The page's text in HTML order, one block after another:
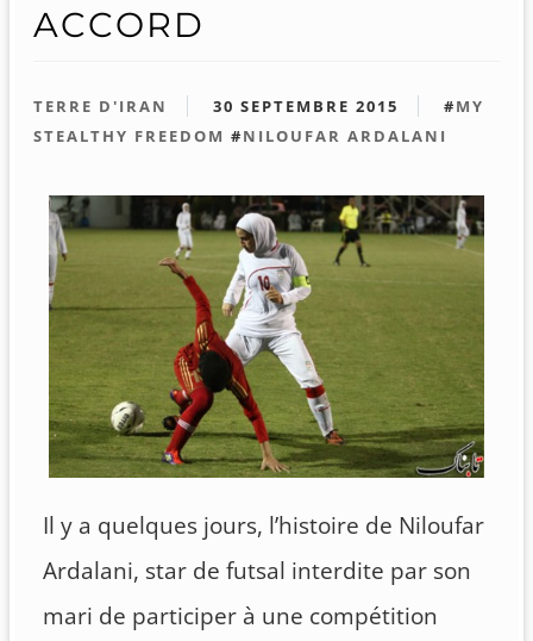
ACCORD
TERRE D'IRAN 30 SEPTEMBRE 2015 #MY
STEALTHY FREEDOM #NILOUFAR ARDALANI
Il y a quelques jours, l’histoire de Niloufar
Ardalani, star de futsal interdite par son
mari de participer à une compétition